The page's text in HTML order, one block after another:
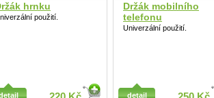
hrnku
použití.
Držák mobilního
telefonu
Univerzální použití.
detail